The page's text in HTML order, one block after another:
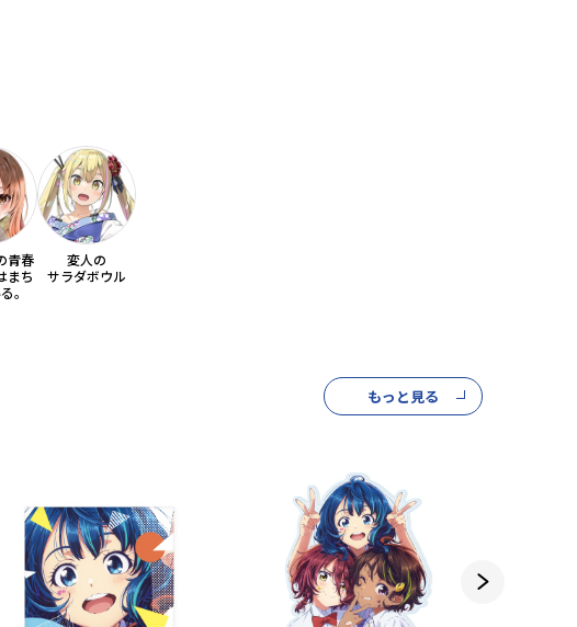
青春
まち
。
変人の
サラダボウル
もっと見る